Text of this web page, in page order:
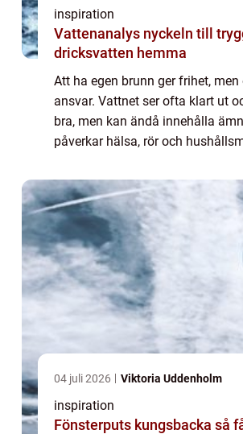
inspiration
Vattenanalys nyckeln till tryggt
dricksvatten hemma
Att ha egen brunn ger frihet, men
ansvar. Vattnet ser ofta klart ut
bra, men kan ändå innehålla
påverkar hälsa, rör och
att få fakta om vattnets kvalitet,
04 juli 2026 Viktoria Uddenholm
inspiration
Fönsterputs kungsbacka så får du